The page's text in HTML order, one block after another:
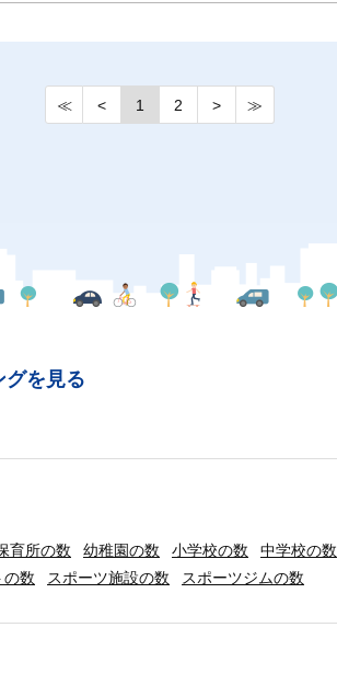
≪ < 1 2 > ≫
グを見る
育所の数 幼稚園の数 小学校の数 中学校の数
の数 スポーツ施設の数 スポーツジムの数